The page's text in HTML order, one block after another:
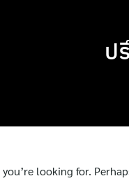
ป
looking for.